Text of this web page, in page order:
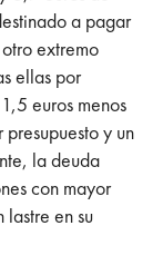
a pagar
extremo
ellas por
euros menos
y un
la deuda
con mayor
en su